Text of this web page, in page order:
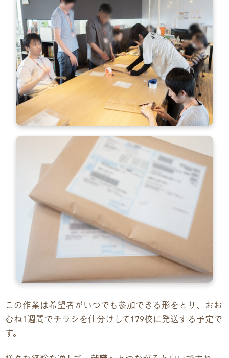
この作業は希望者がいつでも参加できる形をとり、おお
むね1週間でチラシを仕分けして179校に発送する予定で
す。